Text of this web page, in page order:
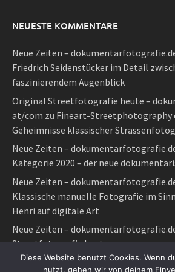
NEUESTE KOMMENTARE
Neue Zeiten –
Friedrich Seidenstücker im Detail
faszinierendem Augenblick
Original Streetfotografie heute –
at/com zu Fineart-Streetphotography
Geheimnisse klassischer
Neue Zeiten –
Kategorie 2020 – der neue
Neue Zeiten –
Klassische manuelle Fotografie im
Henri auf digitale Art
Neue Zeiten –
Streetfotografie heute
Diese Website benutzt Cookies. Wenn
nutzt, gehen wir von deinem